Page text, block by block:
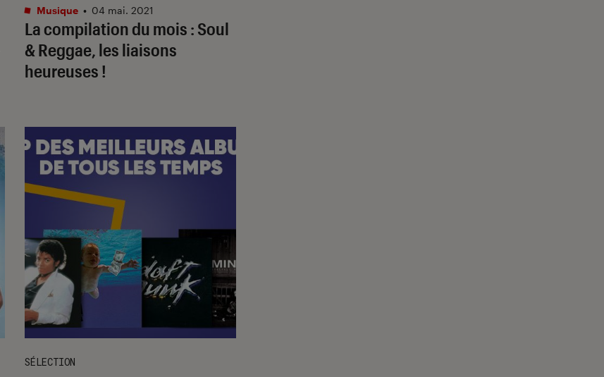
La compilation du mois : Soul
& Reggae, les liaisons
heureuses !
Musique • 04 mai. 2021
SÉLECTION